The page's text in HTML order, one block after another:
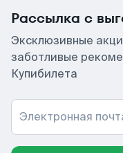
Рассылка с
Эксклюзивные
заботливые
Купибилета
Электронная